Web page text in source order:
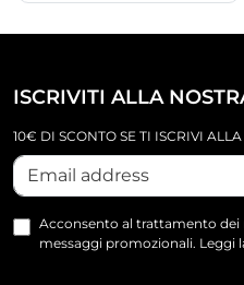
ISCRIVITI ALLA
10€ DI SCONTO SE TI ISCRIVI
Acconsento al trattamento dei
messaggi promozionali. Leggi